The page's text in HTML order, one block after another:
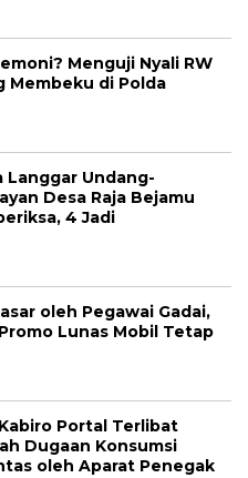
Menguji Nyali RW
Membeku di Polda
Langgar Undang-
Desa Raja Bejamu
4 Jadi
oleh Pegawai Gadai,
Lunas Mobil Tetap
Portal Terlibat
Dugaan Konsumsi
oleh Aparat Penegak